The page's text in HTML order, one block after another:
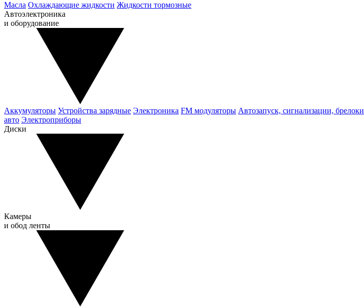
Масла Охлаждающие жидкости Жидкости тормозные
Автоэлектроника
и оборудование
Аккумуляторы Устройства зарядные Электроника FM модуляторы Автозапуск, сигнализации, брелоки
авто Электроприборы
Диски
Камеры
и обод ленты